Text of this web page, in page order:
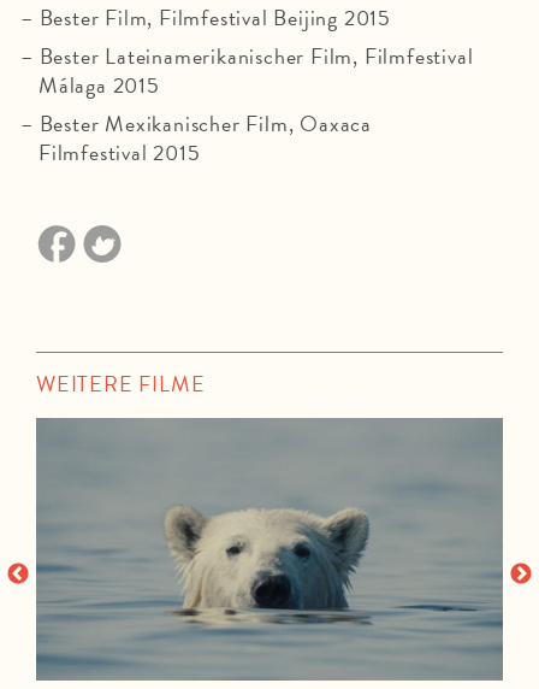
Bester Film, Filmfestival Beijing 2015
Bester Lateinamerikanischer Film, Filmfestival
Málaga 2015
Bester Mexikanischer Film, Oaxaca
Filmfestival 2015
WEITERE FILME